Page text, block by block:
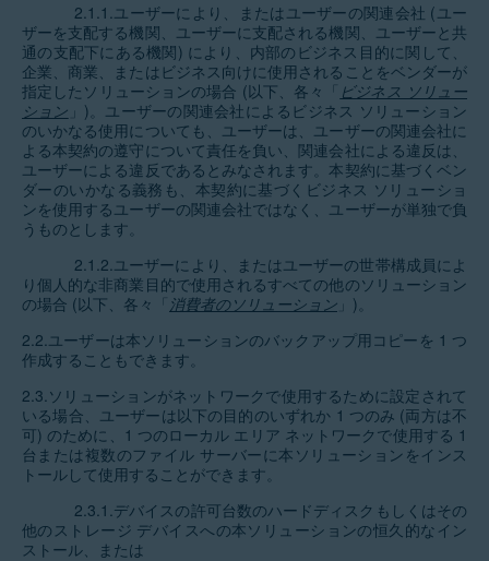
2.1.1.ユーザーにより、またはユーザーの関連会社 (ユー
ザーを支配する機関、ユーザーに支配される機関、ユーザーと共
通の支配下にある機関) により、内部のビジネス目的に関して、
企業、商業、またはビジネス向けに使用されることをベンダーが
指定したソリューションの場合 (以下、各々「 ビジネス ソリュー
ション 」)。ユーザーの関連会社によるビジネス ソリューション
のいかなる使用についても、ユーザーは、ユーザーの関連会社に
よる本契約の遵守について責任を負い、関連会社による違反は、
ユーザーによる違反であるとみなされます。本契約に基づくベン
ダーのいかなる義務も、本契約に基づくビジネス ソリューショ
ンを使用するユーザーの関連会社ではなく、ユーザーが単独で負
うものとします。
2.1.2.ユーザーにより、またはユーザーの世帯構成員によ
り個人的な非商業目的で使用されるすべての他のソリューション
の場合 (以下、各々「 消費者のソリューション 」)。
2.2.ユーザーは本ソリューションのバックアップ用コピーを 1 つ
作成することもできます。
2.3.ソリューションがネットワークで使用するために設定されて
いる場合、ユーザーは以下の目的のいずれか 1 つのみ (両方は不
可) のために、1 つのローカル エリア ネットワークで使用する 1
台または複数のファイル サーバーに本ソリューションをインス
トールして使用することができます。
2.3.1.デバイスの許可台数のハードディスクもしくはその
他のストレージ デバイスへの本ソリューションの恒久的なイン
ストール、または